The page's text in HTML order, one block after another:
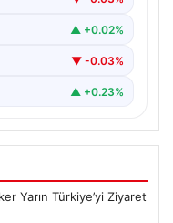
▲ +0.02%
▼ -0.03%
▲ +0.23%
Yarın Türkiye’yi Ziyaret